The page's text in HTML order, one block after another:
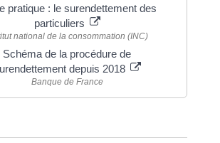
pratique : le surendettement des
particuliers
national de la consommation (INC)
Schéma de la procédure de
depuis 2018
Banque de France